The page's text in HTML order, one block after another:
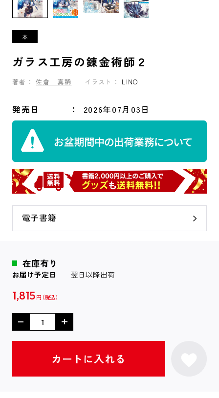
ガラス工房の錬金術師２
著者： 佐倉 真稀 イラスト： LINO
発売日 2026年07月03日
電子書籍
在庫有り
お届け予定日 翌日以降出荷
1,815 円